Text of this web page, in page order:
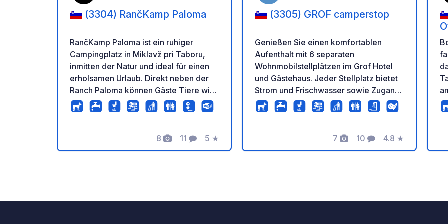
(3304) RančKamp Paloma
RančKamp Paloma ist ein ruhiger
Campingplatz in Miklavž pri Taboru,
inmitten der Natur und ideal für einen
erholsamen Urlaub. Direkt neben der
Ranch Paloma können Gäste Tiere wie
Pferde, Schweine und Kaninchen
beobachten – ein tolles Erlebnis,
Der Campingplatz bietet Spielplätze,
Tischfußball, Tischtennis und sogar
8
Fotos
11
Kommentare
5
Bewertung
★
(3305) GROF camperstop
Genießen Sie einen komfortablen
Aufenthalt mit 6 separaten
Wohnmobilstellplätzen im Grof Hotel
und Gästehaus. Jeder Stellplatz bietet
Strom und Frischwasser sowie Zugang
zu sauberen Sanitäranlagen,
Warmwasserduschen und einem
Zwischenstopp für Radfahrer und
Motorradfahrer – das Hotel ist bestens
7
Fotos
10
Kommentare
4.8
Bewertung
★